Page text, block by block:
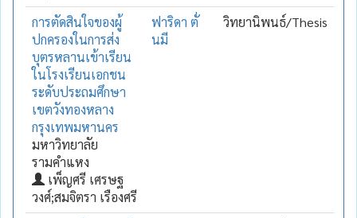
การตัดสินใจของผู้
ปกครองในการส่ง
บุตรหลานเข้าเรียน
ในโรงเรียนเอกชน
ระดับประถมศึกษา
เขตวังทองหลาง
กรุงเทพมหานคร
มหาวิทยาลัย
รามคำแหง
เพ็ญศรี เศรษฐ
วงศ์;สมจิตรา เรืองศรี
ฟาริดา ตั่
นมี
วิทยานิพนธ์/Thesis